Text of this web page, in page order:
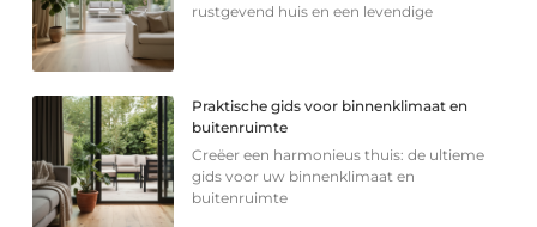
rustgevend huis en een levendige
Praktische gids voor binnenklimaat en
buitenruimte
Creëer een harmonieus thuis: de ultieme
gids voor uw binnenklimaat en
buitenruimte